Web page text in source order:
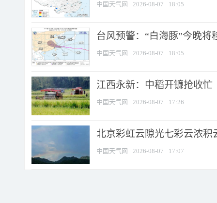
中国天气网 2026-08-07 18:05
台风预警：“白海豚”今晚将
中国天气网 2026-08-07 18:05
江西永新：中稻开镰抢收忙
中国天气网 2026-08-07 17:26
北京彩虹云隙光七彩云浓积
中国天气网 2026-08-07 17:07